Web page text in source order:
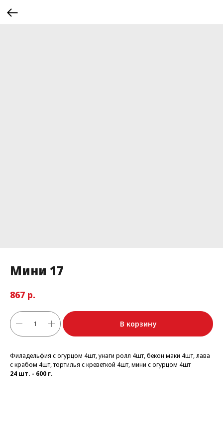
Мини 17
867 р.
В корзину
Филадельфия с огурцом 4шт, унаги ролл 4шт, бекон маки 4шт, лава
с крабом 4шт, тортилья с креветкой 4шт, мини с огурцом 4шт
24 шт. - 600 г.